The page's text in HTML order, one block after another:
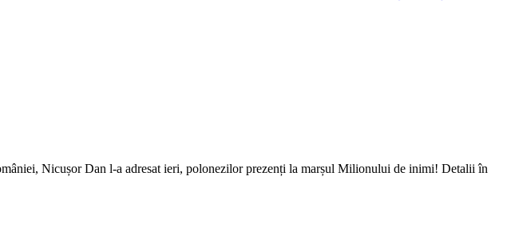
Nicușor Dan l-a adresat ieri, polonezilor prezenți la marșul Milionului de inimi! Detalii în